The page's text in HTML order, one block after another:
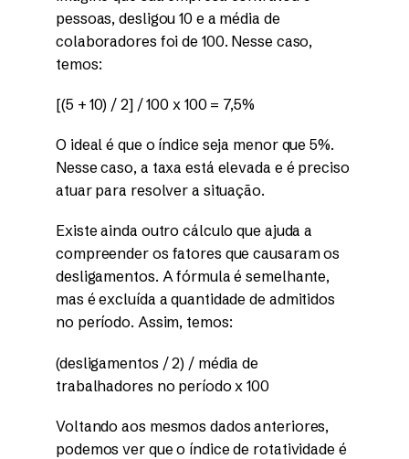
pessoas, desligou 10 e a média de
colaboradores foi de 100. Nesse caso,
temos:
[(5 + 10) / 2] / 100 x 100 = 7,5%
O ideal é que o índice seja menor que 5%.
Nesse caso, a taxa está elevada e é preciso
atuar para resolver a situação.
Existe ainda outro cálculo que ajuda a
compreender os fatores que causaram os
desligamentos. A fórmula é semelhante,
mas é excluída a quantidade de admitidos
no período. Assim, temos:
(desligamentos / 2) / média de
trabalhadores no período x 100
Voltando aos mesmos dados anteriores,
podemos ver que o índice de rotatividade é